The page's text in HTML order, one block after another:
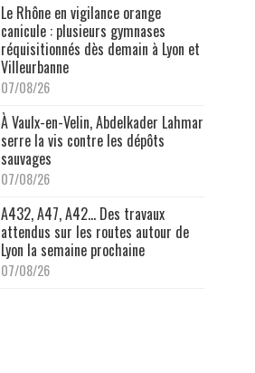
Le Rhône en vigilance orange
canicule : plusieurs gymnases
réquisitionnés dès demain à Lyon et
Villeurbanne
07/08/26
À Vaulx-en-Velin, Abdelkader Lahmar
serre la vis contre les dépôts
sauvages
07/08/26
A432, A47, A42… Des travaux
attendus sur les routes autour de
Lyon la semaine prochaine
07/08/26